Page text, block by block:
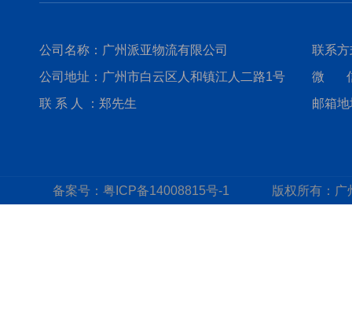
公司名称：广州派亚物流有限公司
公司地址：广州市白云区人和镇江人二路1号
联 系 人 ：郑先生
联系
微 信
邮箱
备案号： 粤ICP备14008815号-1 版权所有： 广